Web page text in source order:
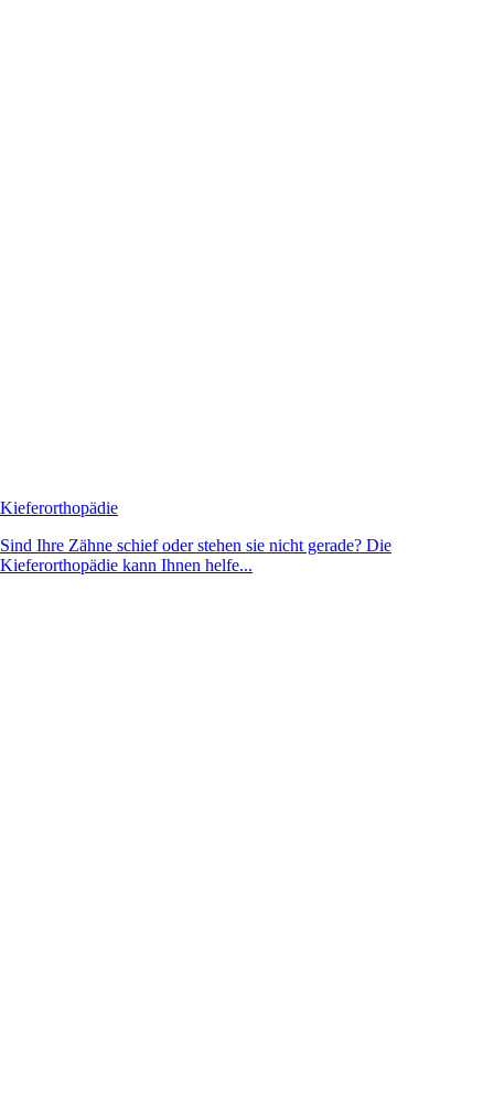
Kieferorthopädie
Sind Ihre Zähne schief oder stehen sie nicht gerade? Die
Kieferorthopädie kann Ihnen helfe...